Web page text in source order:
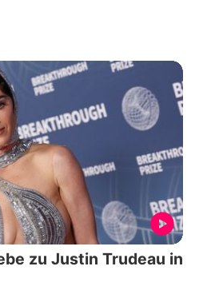
zu Justin Trudeau in